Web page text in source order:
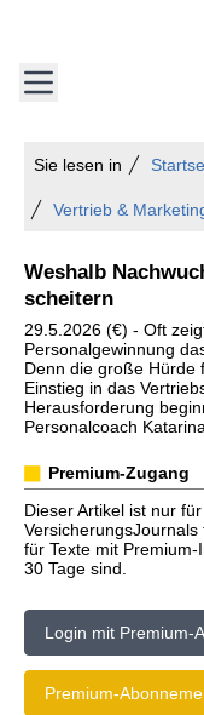
Sie lesen in
Vertrieb &
Weshalb
scheitern
29.5.2026 (€) - Oft
Personalgewinnung
Denn die große Hürde
Einstieg in das
Herausforderung
Personalcoach
Premium-Zugang
Dieser Artikel ist nur
für Texte mit
30 Tage sind.
Login mit Premium-
Premium-